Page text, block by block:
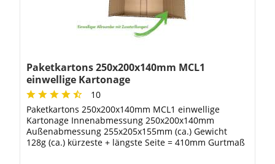
Paketkartons 250x200x140mm MCL1
einwellige Kartonage
10
Paketkartons 250x200x140mm MCL1 einwellige
Kartonage Innenabmessung 250x200x140mm
Außenabmessung 255x205x155mm (ca.) Gewicht
128g (ca.) kürzeste + längste Seite = 410mm Gurtmaß